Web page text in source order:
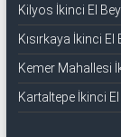
Kilyos İkinci El
Kısırkaya İkinci
Kemer Mahallesi
Kartaltepe İkinci